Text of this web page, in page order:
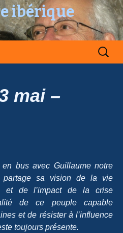
ibérique
mai –
bus avec Guillaume notre
sa vision de la vie
et de l’impact de la crise
de ce peuple capable
et de résister à l’influence
toujours présente.